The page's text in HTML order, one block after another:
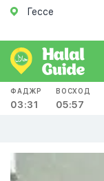
Гессе
ФАДЖР
03:31
ВОСХОД
05:57